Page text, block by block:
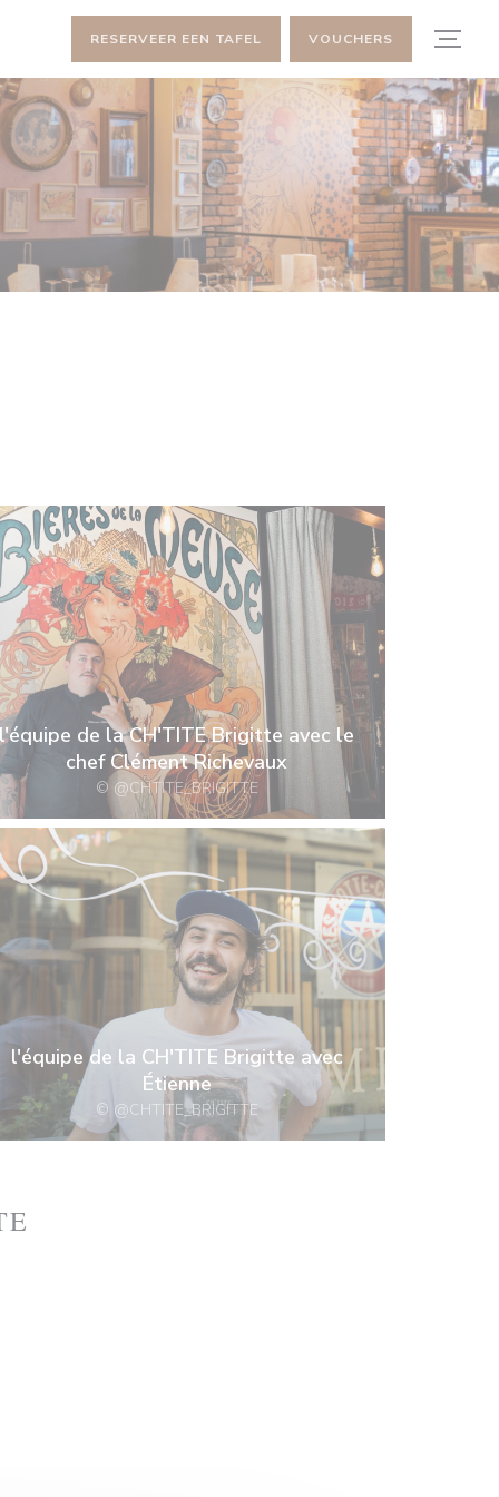
RESERVEER EEN TAFEL VOUCHERS
l'équipe de la CH'TITE Brigitte avec le
chef Clément Richevaux
© @CHTITE_BRIGITTE
l'équipe de la CH'TITE Brigitte avec
Étienne
© @CHTITE_BRIGITTE